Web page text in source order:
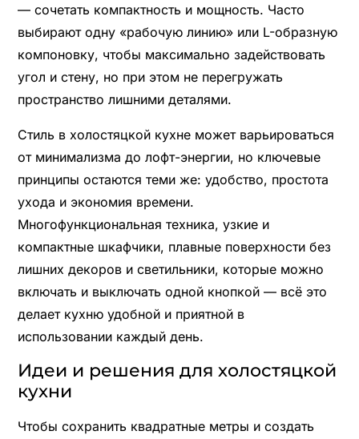
— сочетать компактность и мощность. Часто
выбирают одну «рабочую линию» или L-образную
компоновку, чтобы максимально задействовать
угол и стену, но при этом не перегружать
пространство лишними деталями.
Стиль в холостяцкой кухне может варьироваться
от минимализма до лофт-энергии, но ключевые
принципы остаются теми же: удобство, простота
ухода и экономия времени.
Многофункциональная техника, узкие и
компактные шкафчики, плавные поверхности без
лишних декоров и светильники, которые можно
включать и выключать одной кнопкой — всё это
делает кухню удобной и приятной в
использовании каждый день.
Идеи и решения для холостяцкой
кухни
Чтобы сохранить квадратные метры и создать